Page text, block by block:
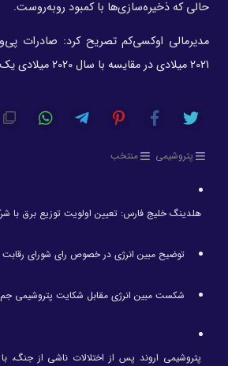
حالی که ذخیره‌سازی‌ها با کمبود روبه‌روست.
مدیرمالی اوکسی‌کم تصریح کرد: صادرات
2021 میلادی در مقایسه با سال 2020 میلادی یک سوم کاهش یافت.
پتروشیمی منتخب
هلدینگ خلیج فارس: تعیین اولویت توزیع برق با
توضیح مبین انرژی در خصوص رای شورای رقابت
شکست مبین انرژی مقابل شکایت پتروشیمی